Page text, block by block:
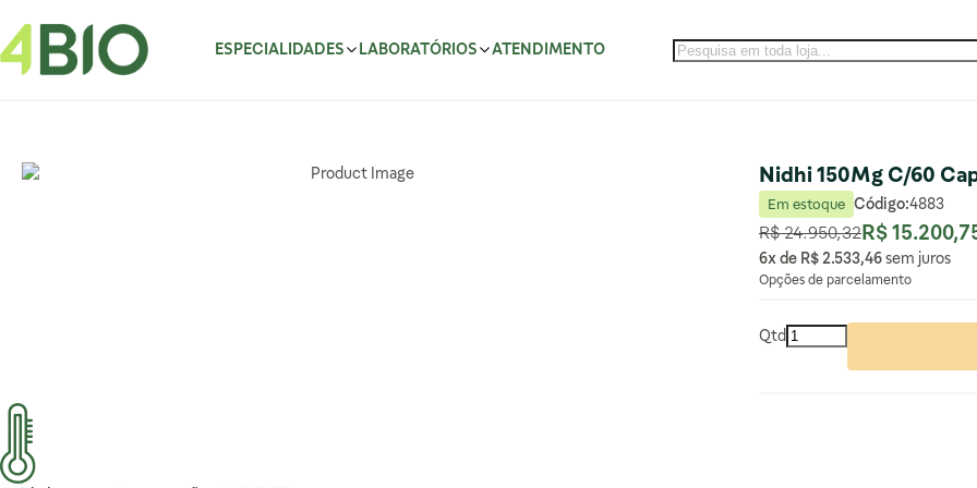
ESPECIALIDADES
LABORATÓRIOS ATENDIMENTO
Nidhi 150Mg C/60
Em estoque Código:4883
Preço Especial
R$
Preço Normal
R$ 24.950,32
6x de R$ 2.533,46sem juros
Opções de parcelamento
Qtd